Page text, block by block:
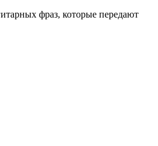
фраз, которые передают